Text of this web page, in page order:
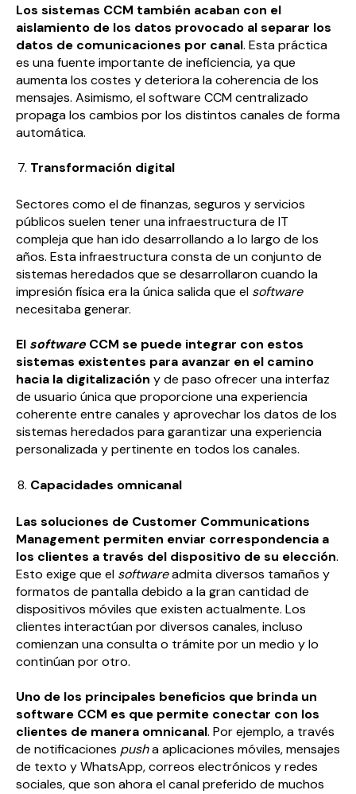
Los sistemas CCM también acaban con el
aislamiento de los datos provocado al separar los
datos de comunicaciones por canal. Esta práctica
es una fuente importante de ineficiencia, ya que
aumenta los costes y deteriora la coherencia de los
mensajes. Asimismo, el software CCM centralizado
propaga los cambios por los distintos canales de forma
automática.
Transformación digital
Sectores como el de finanzas, seguros y servicios
públicos suelen tener una infraestructura de IT
compleja que han ido desarrollando a lo largo de los
años. Esta infraestructura consta de un conjunto de
sistemas heredados que se desarrollaron cuando la
impresión física era la única salida que el software
necesitaba generar.
El software CCM se puede integrar con estos
sistemas existentes para avanzar en el camino
hacia la digitalización y de paso ofrecer una interfaz
de usuario única que proporcione una experiencia
coherente entre canales y aprovechar los datos de los
sistemas heredados para garantizar una experiencia
personalizada y pertinente en todos los canales.
Capacidades omnicanal
Las soluciones de Customer Communications
Management permiten enviar correspondencia a
los clientes a través del dispositivo de su elección.
Esto exige que el softwareadmita diversos tamaños y
formatos de pantalla debido a la gran cantidad de
dispositivos móviles que existen actualmente. Los
clientes interactúan por diversos canales, incluso
comienzan una consulta o trámite por un medio y lo
continúan por otro.
Uno de los principales beneficios que brinda un
software CCM es que permite conectar con los
clientes de manera omnicanal. Por ejemplo, a través
de notificaciones pusha aplicaciones móviles, mensajes
de texto y WhatsApp, correos electrónicos y redes
sociales, que son ahora el canal preferido de muchos